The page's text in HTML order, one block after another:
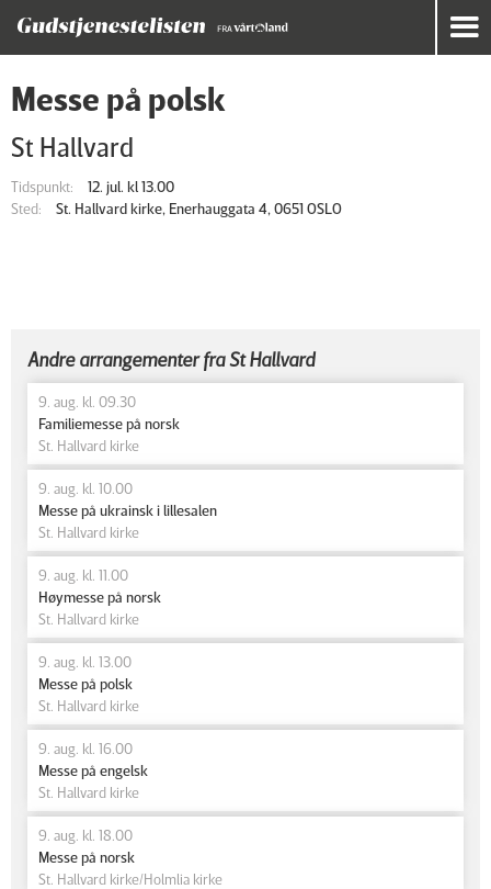
Messe på polsk
St Hallvard
Tidspunkt:
12. jul. kl 13.00
Sted:
St. Hallvard kirke, Enerhauggata 4, 0651 OSLO
Andre arrangementer fra St Hallvard
9. aug. kl. 09.30
Familiemesse på norsk
St. Hallvard kirke
9. aug. kl. 10.00
Messe på ukrainsk i lillesalen
St. Hallvard kirke
9. aug. kl. 11.00
Høymesse på norsk
St. Hallvard kirke
9. aug. kl. 13.00
Messe på polsk
St. Hallvard kirke
9. aug. kl. 16.00
Messe på engelsk
St. Hallvard kirke
9. aug. kl. 18.00
Messe på norsk
St. Hallvard kirke/Holmlia kirke